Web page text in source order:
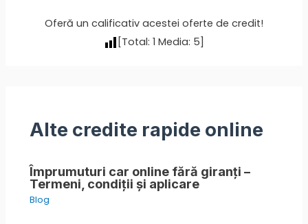
Oferă un calificativ acestei oferte de credit!
[Total: 1 Media: 5]
Alte credite rapide online
Împrumuturi car online fără giranți –
Termeni, condiții și aplicare
Blog